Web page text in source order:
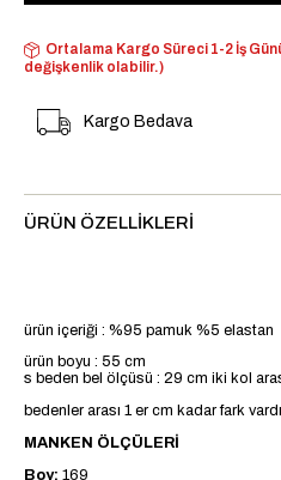
Ortalama Kargo Süreci 1-2 İş
değişkenlik olabilir.)
Kargo Bedava
ÜRÜN ÖZELLIKLERI
ürün içeriği : %95 pamuk %5 elastan
ürün boyu : 55 cm
s beden bel ölçüsü : 29 cm iki kol
bedenler arası 1 er cm kadar fark
MANKEN ÖLÇÜLERİ
Boy: 169